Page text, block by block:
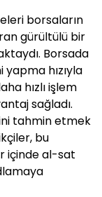
borsaların
gürültülü bir
Borsada
hızıyla
hızlı işlem
sağladı.
tahmin etmek
bu
içinde al-sat